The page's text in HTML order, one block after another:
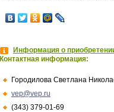
Информация о
Контактная информация:
Городилова Светлана
vep@vep.ru
(343) 379-01-69